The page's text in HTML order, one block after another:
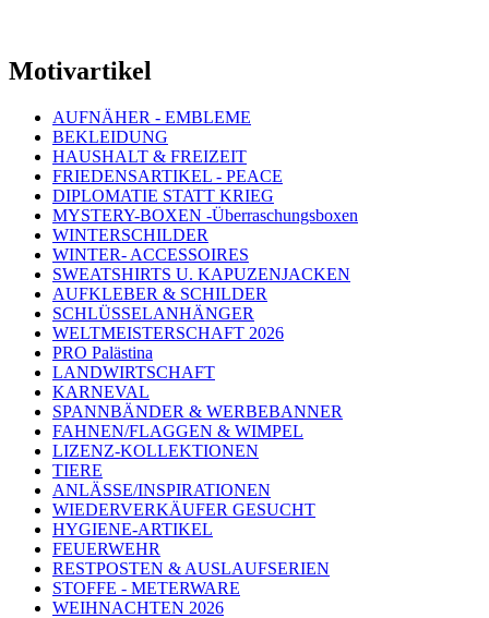
Motivartikel
AUFNÄHER - EMBLEME
BEKLEIDUNG
HAUSHALT & FREIZEIT
FRIEDENSARTIKEL - PEACE
DIPLOMATIE STATT KRIEG
MYSTERY-BOXEN -Überraschungsboxen
WINTERSCHILDER
WINTER- ACCESSOIRES
SWEATSHIRTS U. KAPUZENJACKEN
AUFKLEBER & SCHILDER
SCHLÜSSELANHÄNGER
WELTMEISTERSCHAFT 2026
PRO Palästina
LANDWIRTSCHAFT
KARNEVAL
SPANNBÄNDER & WERBEBANNER
FAHNEN/FLAGGEN & WIMPEL
LIZENZ-KOLLEKTIONEN
TIERE
ANLÄSSE/INSPIRATIONEN
WIEDERVERKÄUFER GESUCHT
HYGIENE-ARTIKEL
FEUERWEHR
RESTPOSTEN & AUSLAUFSERIEN
STOFFE - METERWARE
WEIHNACHTEN 2026